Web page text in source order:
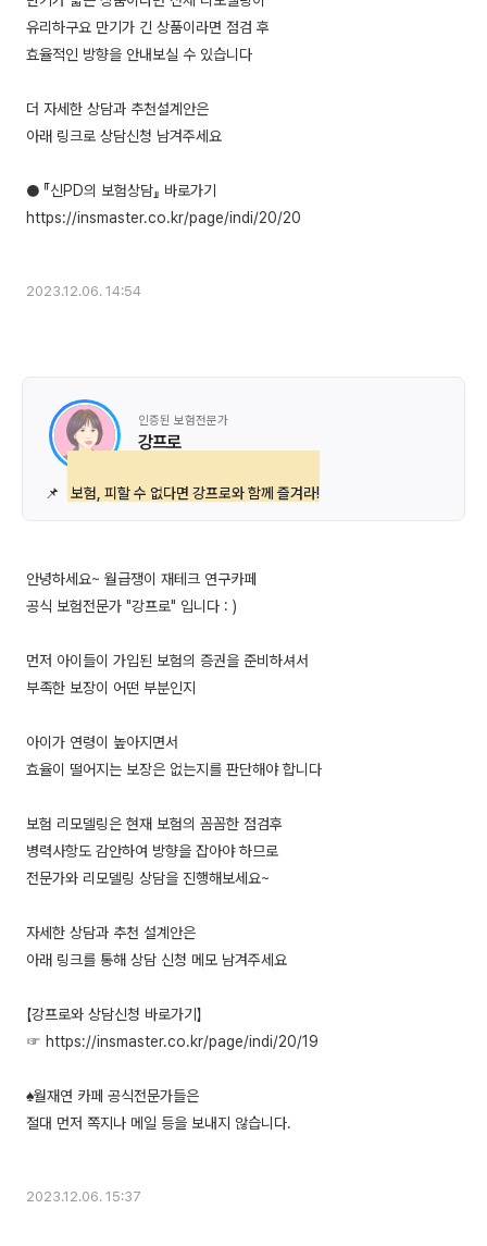
유리하구요 만기가 긴 상품이라면 점검 후
효율적인 방향을 안내보실 수 있습니다
더 자세한 상담과 추천설계안은
아래 링크로 상담신청 남겨주세요
● 『신PD의 보험상담』 바로가기
https://insmaster.co.kr/page/indi/20/20
2023.12.06. 14:54
인증된 보험전문가
강프로
📌 보험, 피할 수 없다면 강프로와 함께 즐겨라!
안녕하세요~ 월급쟁이 재테크 연구카페
공식 보험전문가 "강프로" 입니다 : )
먼저 아이들이 가입된 보험의 증권을 준비하셔서
부족한 보장이 어떤 부분인지
아이가 연령이 높아지면서
효율이 떨어지는 보장은 없는지를 판단해야 합니다
보험 리모델링은 현재 보험의 꼼꼼한 점검후
병력사항도 감안하여 방향을 잡아야 하므로
전문가와 리모델링 상담을 진행해보세요~
자세한 상담과 추천 설계안은
아래 링크를 통해 상담 신청 메모 남겨주세요
【강프로와 상담신청 바로가기】
☞ https://insmaster.co.kr/page/indi/20/19
♠월재연 카페 공식전문가들은
절대 먼저 쪽지나 메일 등을 보내지 않습니다.
2023.12.06. 15:37